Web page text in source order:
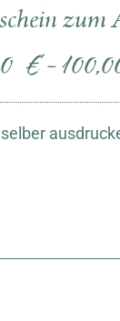
zum
€ –